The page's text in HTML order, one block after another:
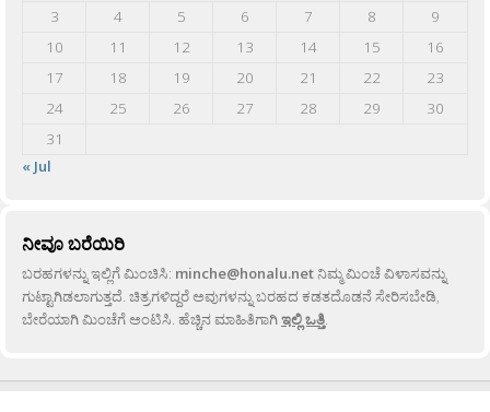
3
4 5 6 7 8
9
10
11 12 13 14 15
16
17
18 19 20 21 22
23
24
25 26 27 28 29
30
31
« Jul
ನೀವೂ ಬರೆಯಿರಿ
ಬರಹಗಳನ್ನು ಇಲ್ಲಿಗೆ ಮಿಂಚಿಸಿ: minche@honalu.netನಿಮ್ಮ ಮಿಂಚೆ ವಿಳಾಸವನ್ನು
ಗುಟ್ಟಾಗಿಡಲಾಗುತ್ತದೆ. ಚಿತ್ರಗಳಿದ್ದರೆ ಅವುಗಳನ್ನು ಬರಹದ ಕಡತದೊಡನೆ ಸೇರಿಸಬೇಡಿ,
ಬೇರೆಯಾಗಿ ಮಿಂಚೆಗೆ ಅಂಟಿಸಿ. ಹೆಚ್ಚಿನ ಮಾಹಿತಿಗಾಗಿಇಲ್ಲಿ ಒತ್ತಿ.